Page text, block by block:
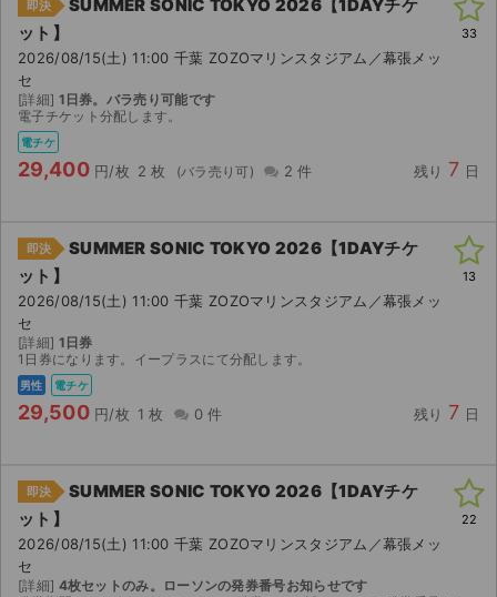
即決
SUMMER SONIC TOKYO 2026【1DAYチケ
ット】
2026/08/15(土) 11:00 千葉 ZOZOマリンスタジアム／幕張メッ
セ
[詳細] 1日券。バラ売り可能です
電子チケット分配します。
電チケ
29,400 円/枚 2 枚 2 件 残り 7 日
33
即決
SUMMER SONIC TOKYO 2026【1DAYチケ
ット】
2026/08/15(土) 11:00 千葉 ZOZOマリンスタジアム／幕張メッ
セ
[詳細] 1日券
1日券になります。イープラスにて分配します。
男性 電チケ
29,500 円/枚 1 枚 0 件 残り 7 日
13
即決
SUMMER SONIC TOKYO 2026【1DAYチケ
ット】
2026/08/15(土) 11:00 千葉 ZOZOマリンスタジアム／幕張メッ
セ
[詳細] 4枚セットのみ。ローソンの発券番号お知らせです
22